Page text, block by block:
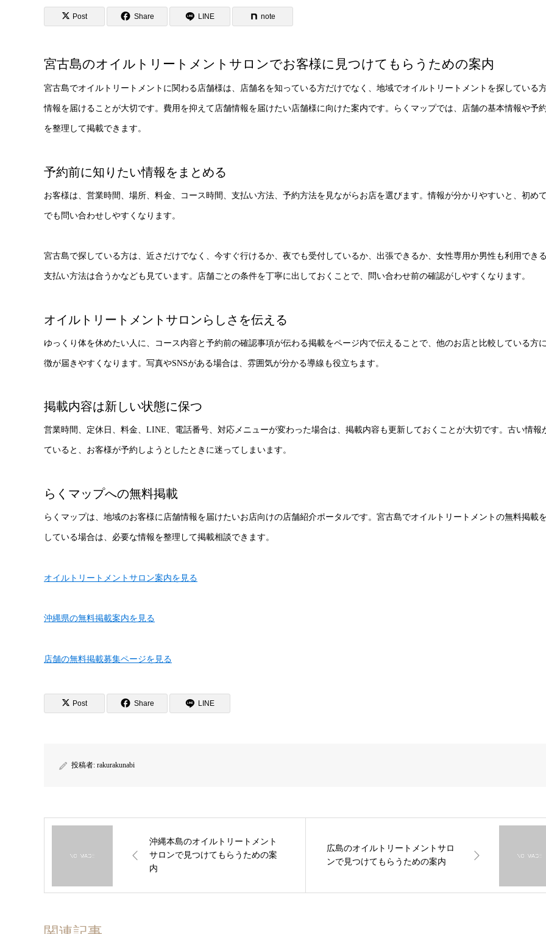
Post Share LINE note
宮古島のオイルトリートメントサロンでお客様に見つけてもらうための案内
宮古島でオイルトリートメントに関わる店舗様は、店舗名を知っている方だけでなく、地域でオイルトリートメントを探している
情報を届けることが大切です。費用を抑えて店舗情報を届けたい店舗様に向けた案内です。らくマップでは、店舗の基本情報や予
を整理して掲載できます。
予約前に知りたい情報をまとめる
お客様は、営業時間、場所、料金、コース時間、支払い方法、予約方法を見ながらお店を選びます。情報が分かりやすいと、初め
でも問い合わせしやすくなります。
宮古島で探している方は、近さだけでなく、今すぐ行けるか、夜でも受付しているか、出張できるか、女性専用か男性も利用できる
支払い方法は合うかなども見ています。店舗ごとの条件を丁寧に出しておくことで、問い合わせ前の確認がしやすくなります。
オイルトリートメントサロンらしさを伝える
ゆっくり体を休めたい人に、コース内容と予約前の確認事項が伝わる掲載をページ内で伝えることで、他のお店と比較している方
徴が届きやすくなります。写真やSNSがある場合は、雰囲気が分かる導線も役立ちます。
掲載内容は新しい状態に保つ
営業時間、定休日、料金、LINE、電話番号、対応メニューが変わった場合は、掲載内容も更新しておくことが大切です。古い情報
ていると、お客様が予約しようとしたときに迷ってしまいます。
らくマップへの無料掲載
らくマップは、地域のお客様に店舗情報を届けたいお店向けの店舗紹介ポータルです。宮古島でオイルトリートメントの無料掲載
している場合は、必要な情報を整理して掲載相談できます。
オイルトリートメントサロン案内を見る
沖縄県の無料掲載案内を見る
店舗の無料掲載募集ページを見る
Post Share LINE
投稿者: rakurakunabi
沖縄本島のオイルトリートメント
サロンで見つけてもらうための案
内
広島のオイルトリートメントサロ
ンで見つけてもらうための案内